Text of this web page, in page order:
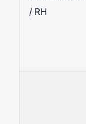
/ RH